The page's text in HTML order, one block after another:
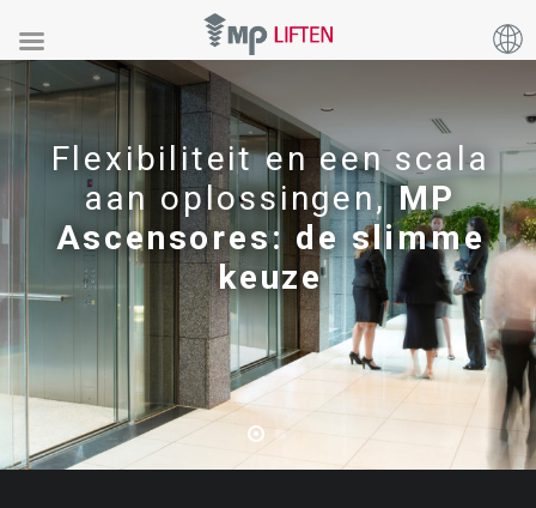
We zijn wereldleider in
maatwerkoplossingen